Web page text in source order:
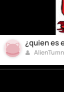
¿quien es